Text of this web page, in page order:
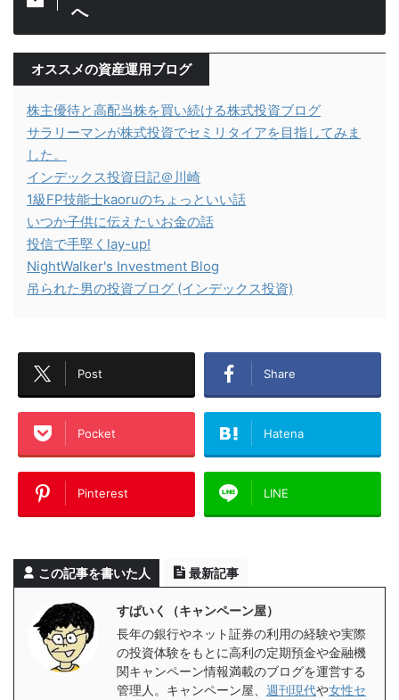
へ
オススメの資産運用ブログ
株主優待と高配当株を買い続ける株式投資ブログ
サラリーマンが株式投資でセミリタイアを目指してみま
した。
インデックス投資日記＠川崎
1級FP技能士kaoruのちょっといい話
いつか子供に伝えたいお金の話
投信で手堅くlay-up!
NightWalker's Investment Blog
吊られた男の投資ブログ (インデックス投資)
Post Share
Pocket Hatena
Pinterest LINE
この記事を書いた人 最新記事
すぱいく（キャンペーン屋）
長年の銀行やネット証券の利用の経験や実際
の投資体験をもとに高利の定期預金や金融機
関キャンペーン情報満載のブログを運営する
管理人。キャンペーン屋、 週刊現代や女性セ